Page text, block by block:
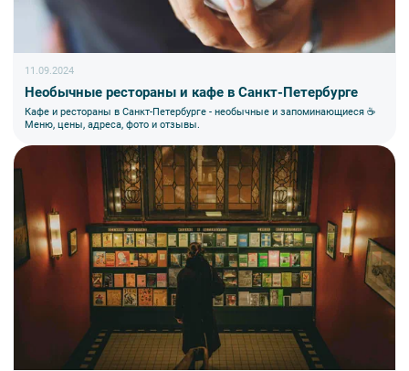
экскурсии или тура. Уточняйте у специалистов.
Вы также можете ближе познакомиться с намив разделе “О
11.09.2024
Необычные рестораны и кафе в Санкт-Петербурге
Кафе и рестораны в Санкт-Петербурге - необычные и запоминающиеся ☕
Меню, цены, адреса, фото и отзывы.